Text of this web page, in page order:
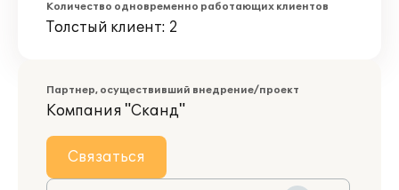
Количество одновременно работающих клиентов
Толстый клиент: 2
Партнер, осуществивший внедрение/проект
Компания "Сканд"
Связаться